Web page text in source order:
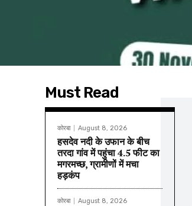
Must Read
कोरबा August 8, 2026
हसदेव नदी के उफान के बीच
तरदा गांव में पहुंचा 4.5 फीट का
मगरमच्छ, ग्रामीणों में मचा
हड़कंप
कोरबा August 8, 2026